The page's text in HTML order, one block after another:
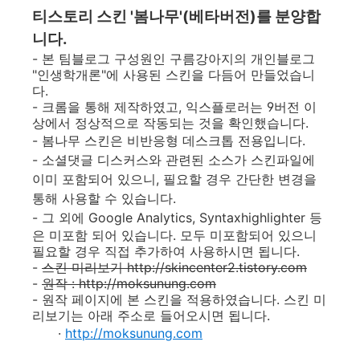
티스토리 스킨 '봄나무'(베타버전)를 분양합
니다.
- 본 팀블로그 구성원인 구름강아지의 개인블로그
"인생학개론"에 사용된 스킨을 다듬어 만들었습니
다.
- 크롬을 통해 제작하였고, 익스플로러는 9버전 이
상에서 정상적으로 작동되는 것을 확인했습니다.
- 봄나무 스킨은 비반응형 데스크톱 전용입니다.
- 소셜댓글 디스커스와 관련된 소스가 스킨파일에
이미 포함되어 있으니, 필요할 경우 간단한 변경을
통해 사용할 수 있습니다.
- 그 외에 Google Analytics, Syntaxhighlighter 등
은 미포함 되어 있습니다. 모두 미포함되어 있으니
필요할 경우 직접 추가하여 사용하시면 됩니다.
- 스킨 미리보기 http://skincenter2.tistory.com
- 원작 : http://moksunung.com
- 원작 페이지에 본 스킨을 적용하였습니다. 스킨 미
리보기는 아래 주소로 들어오시면 됩니다.
· http://moksunung.com